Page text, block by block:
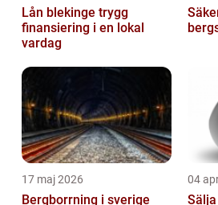
Lån blekinge trygg
finansiering i en lokal
vardag
17 maj 2026
Bergborrning i sverige
04
Sälja